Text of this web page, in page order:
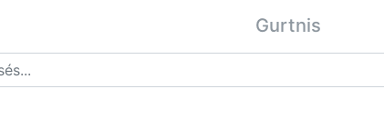
Gurtnis